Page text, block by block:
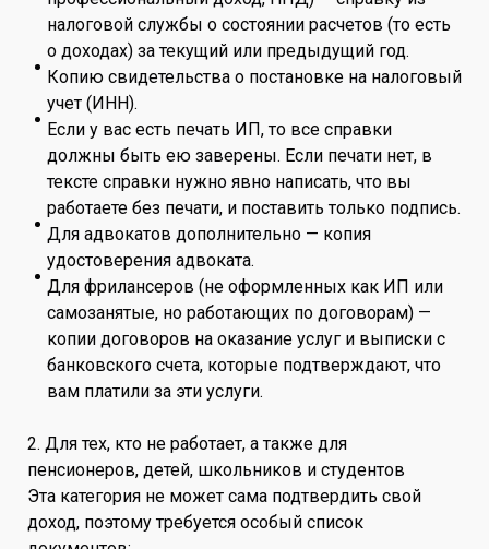
налоговой службы о состоянии расчетов (то есть
о доходах) за текущий или предыдущий год.
Копию свидетельства о постановке на налоговый
учет (ИНН).
Если у вас есть печать ИП, то все справки
должны быть ею заверены. Если печати нет, в
тексте справки нужно явно написать, что вы
работаете без печати, и поставить только подпись.
Для адвокатов дополнительно — копия
удостоверения адвоката.
Для фрилансеров (не оформленных как ИП или
самозанятые, но работающих по договорам) —
копии договоров на оказание услуг и выписки с
банковского счета, которые подтверждают, что
вам платили за эти услуги.
2. Для тех, кто не работает, а также для
пенсионеров, детей, школьников и студентов
Эта категория не может сама подтвердить свой
доход, поэтому требуется особый список